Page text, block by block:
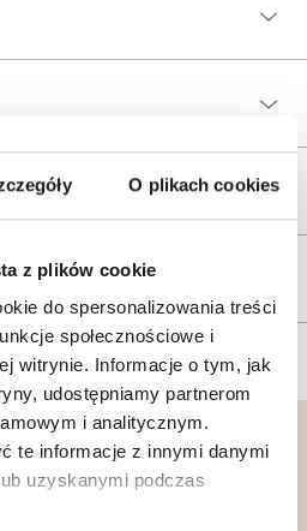
O plikach cookies
z plików cookie
do spersonalizowania treści
społecznościowe i
witrynie. Informacje o tym, jak
udostępniamy partnerom
i analitycznym.
te informacje z innymi danymi
uzyskanymi podczas